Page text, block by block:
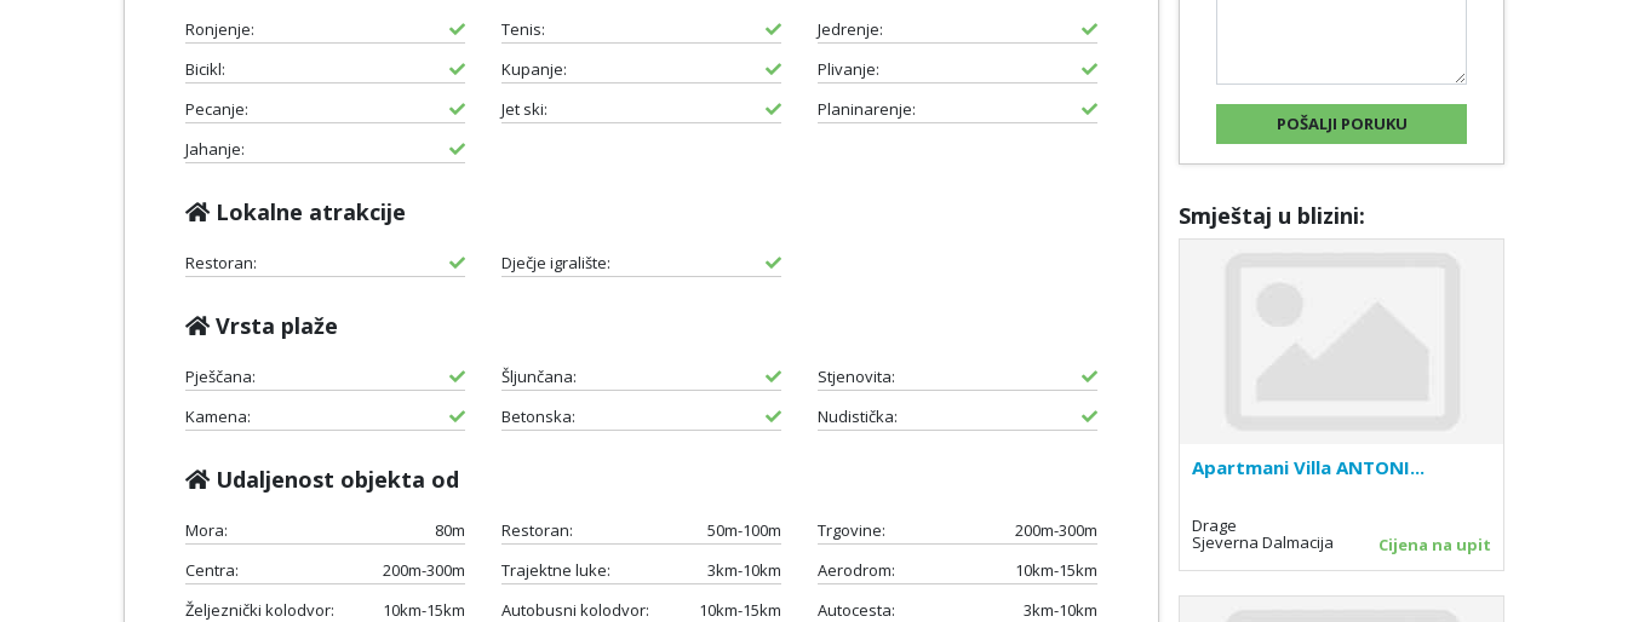
Ronjenje: Tenis:
Jedrenje:
Bicikl:
Kupanje:
Plivanje:
Pecanje:
Jet ski:
Planinarenje:
Jahanje:
Lokalne atrakcije
Restoran: Dječje igralište:
Vrsta plaže
Pješčana: Šljunčana:
Stjenovita:
Kamena:
Betonska: Nudistička:
Udaljenost objekta od
Mora: 80m Restoran: 50m-100m Trgovine:
200m-300m
Centra:
200m-300m Trajektne luke: 3km-10km Aerodrom:
10km-15km
Željeznički kolodvor:
10km-15km Autobusni kolodvor: 10km-15km Autocesta:
3km-10km
Smještaj u blizini:
Apartmani Villa ANTONI...
Drage
Sjeverna Dalmacija Cijena na upit